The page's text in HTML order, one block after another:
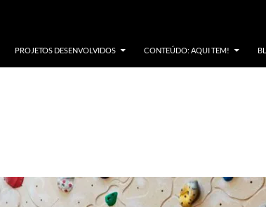
PROJETOS DESENVOLVIDOS CONTEÚDO: AQUI TEM!